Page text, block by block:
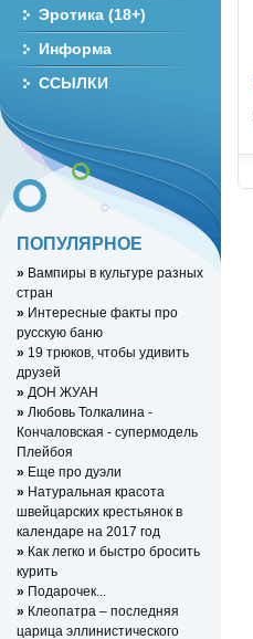
Эротика (18+)
Информа
ССЫЛКИ
ПОПУЛЯРНОЕ
» Вампиры в культуре разных
стран
» Интересные факты про
русскую баню
» 19 трюков, чтобы удивить
друзей
» ДОН ЖУАН
» Любовь Толкалина -
Кончаловская - супермодель
Плейбоя
» Eще про дуэли
» Натуральная красота
швейцарских крестьянок в
календаре на 2017 год
» Как легко и быстро бросить
курить
» Подарочек...
» Клеопатра – последняя
царица эллинистического